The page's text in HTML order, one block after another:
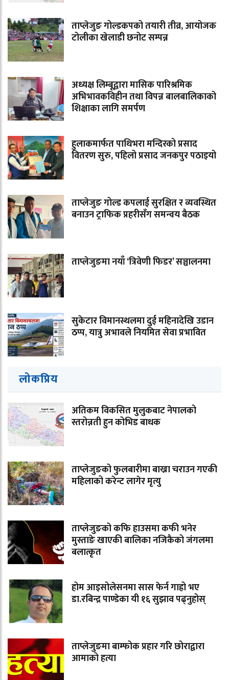
ताप्लेजुङ गोल्डकपको तयारी तीव्र, आयोजक
टोलीका खेलाडी छनोट सम्पन्न
अध्यक्ष लिम्बूद्वारा मासिक पारिश्रमिक
अभिभावकविहीन तथा विपन्न बालबालिकाको
शिक्षाका लागि समर्पण
हुलाकमार्फत पाथिभरा मन्दिरको प्रसाद
वितरण सुरु, पहिलो प्रसाद जनकपुर पठाइयो
ताप्लेजुङ गोल्ड कपलाई सुरक्षित र व्यवस्थित
बनाउन ट्राफिक प्रहरीसँग समन्वय बैठक
ताप्लेजुङमा नयाँ ‘त्रिवेणी फिडर’ सञ्चालनमा
सुकेटार विमानस्थलमा दुई महिनादेखि उडान
ठप्प, यात्रु अभावले नियमित सेवा प्रभावित
लोकप्रिय
अतिकम विकसित मुलुकबाट नेपालको
स्तरोन्नती हुन कोभिड बाधक
ताप्लेजुङको फुलबारीमा बाख्रा चराउन गएकी
महिलाको करेन्ट लागेर मृत्यु
ताप्लेजुङको कफि हाउसमा कफी भनेर
मुस्ताङे खाएकी बालिका नजिकैको जंगलमा
बलात्कृत
होम आइसोलेसनमा सास फेर्न गाह्रो भए
डा.रबिन्द्र पाण्डेका यी १६ सुझाव पढ्नुहोस्
ताप्लेजुङमा बाम्फोक प्रहार गरि छोराद्वारा
आमाको हत्या